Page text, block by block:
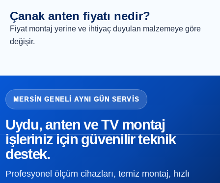
Çanak anten fiyatı nedir?
Fiyat montaj yerine ve ihtiyaç duyulan malzemeye göre
değişir.
MERSIN GENELI AYNI GÜN SERVIS
Uydu, anten ve TV montaj
işleriniz için güvenilir teknik
destek.
Profesyonel ölçüm cihazları, temiz montaj, hızlı